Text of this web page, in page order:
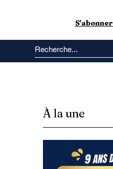
S'abonner
À la une